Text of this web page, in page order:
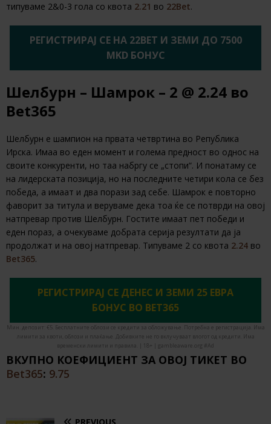
типуваме 2&0-3 гола со квота 2.21 во 22Bet.
РЕГИСТРИРАЈ СЕ НА 22BET И ЗЕМИ ДО 7500
MKD БОНУС
Шелбурн – Шамрок – 2 @ 2.24 во
Bet365
Шелбурн е шампион на првата четвртина во Република
Ирска. Имаа во еден момент и голема предност во однос на
своите конкуренти, но таа набргу се „стопи“. И понатаму се
на лидерската позиција, но на последните четири кола се без
победа, а имаат и два порази зад себе. Шамрок е повторно
фаворит за титула и веруваме дека тоа ќе се потврди на овој
натпревар против Шелбурн. Гостите имаат пет победи и
еден пораз, а очекуваме добрата серија резултати да ја
продолжат и на овој натпревар. Типуваме 2 со квота 2.24 во
Bet365.
РЕГИСТРИРАЈ СЕ ДЕНЕС И ЗЕМИ 25 ЕВРА
БОНУС ВО BET365
Мин. депозит: €5. Бесплатните облози се кредити за обложување. Потребна е регистрација. Има
лимити за квоти, облози и плаќање. Добивките не го вклучуваат влогот од кредити. Има
временски лимити и правила. | 18+ | gambleaware.org #Ad
ВКУПНО КОЕФИЦИЕНТ ЗА ОВОЈ ТИКЕТ ВО
Bet365: 9.75